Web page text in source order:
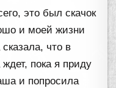
это был скачок
и моей жизни
что в
пока я приду
и попросила